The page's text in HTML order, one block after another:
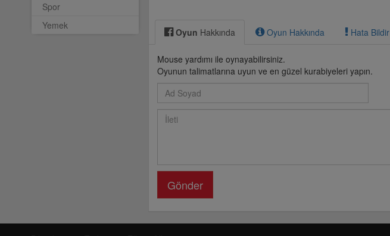
Spor
Yemek
Oyun Hakkında Oyun Hakkında Hata Bildir
Mouse yardımı ile oynayabilirsiniz.
Oyunun talimatlarına uyun ve en güzel kurabiyeleri yapın.
Gönder